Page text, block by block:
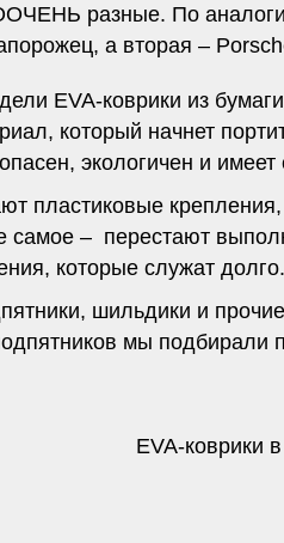
разные. По
а вторая –
EVA-коврики из
который начнет
экологичен и
пластиковые
самое – перестают
которые служат
шильдики и
мы подбирали